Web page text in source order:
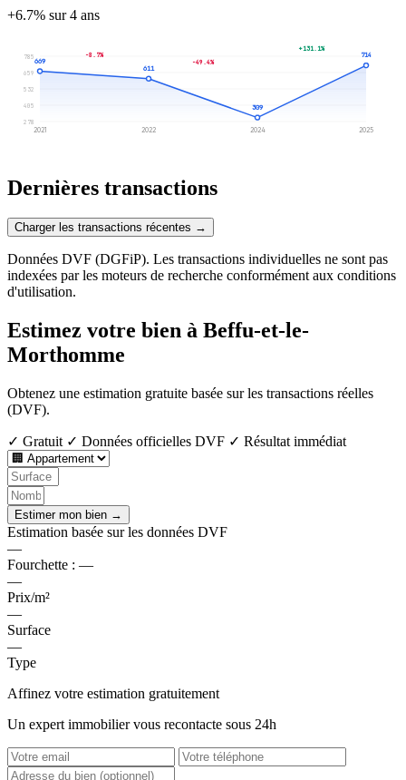
+6.7% sur 4 ans
278
405
532
659
785
669
2021
611
2022
309
2024
714
2025
-8.7%
-49.4%
+131.1%
Dernières transactions
Charger les transactions récentes →
Données DVF (DGFiP). Les transactions individuelles ne sont pas
indexées par les moteurs de recherche conformément aux conditions
d'utilisation.
Estimez votre bien à Beffu-et-le-
Morthomme
Obtenez une estimation gratuite basée sur les transactions réelles
(DVF).
✓ Gratuit ✓ Données officielles DVF ✓ Résultat immédiat
Estimer mon bien →
Estimation basée sur les données DVF
—
Fourchette : —
—
Prix/m²
—
Surface
—
Type
Affinez votre estimation gratuitement
Un expert immobilier vous recontacte sous 24h